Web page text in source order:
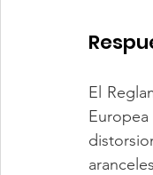
El